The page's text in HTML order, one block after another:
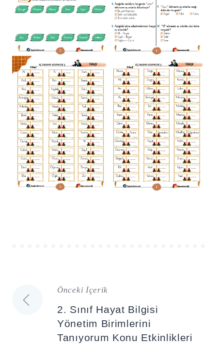
Yazı
gezinmesi
Önceki İçerik
2. Sınıf Hayat Bilgisi
Yönetim Birimlerini
Tanıyorum Konu Etkinlikleri